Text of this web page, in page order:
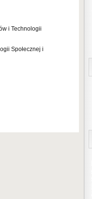
i Technologii
Społecznej i